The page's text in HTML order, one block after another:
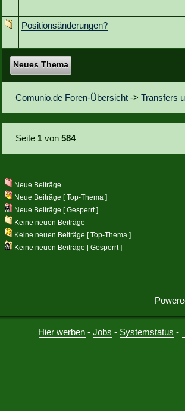
Positionsänderungen?
Neues Thema
Comunio.de Foren-Übersicht ->Transfers
Seite 1 von584
Neue Beiträge
Neue Beiträge [ Top-Thema ]
Neue Beiträge [ Gesperrt ]
Keine neuen Beiträge
Keine neuen Beiträge [ Top-Thema ]
Keine neuen Beiträge [ Gesperrt ]
Hier werben -Jobs - Systemstatus -